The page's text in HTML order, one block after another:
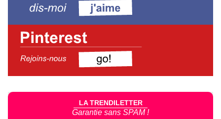
LA TRENDILETTER
Garantie sans SPAM !